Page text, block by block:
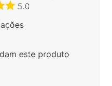
5.0
este produto